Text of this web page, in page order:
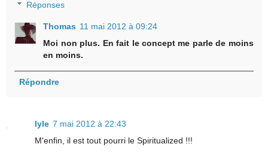
Réponses
Thomas 11 mai 2012 à 09:24
Moi non plus. En fait le concept me parle de moins
en moins.
Répondre
lyle 7 mai 2012 à 22:43
M'enfin, il est tout pourri le Spiritualized !!!